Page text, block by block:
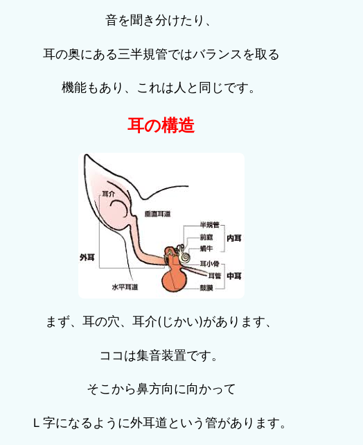
音を聞き分けたり、
耳の奥にある三半規管ではバランスを取る
機能もあり、これは人と同じです。
耳の構造
まず、耳の穴、耳介(じかい)があります、
ココは集音装置です。
そこから鼻方向に向かって
Ｌ字になるように外耳道という管があります。